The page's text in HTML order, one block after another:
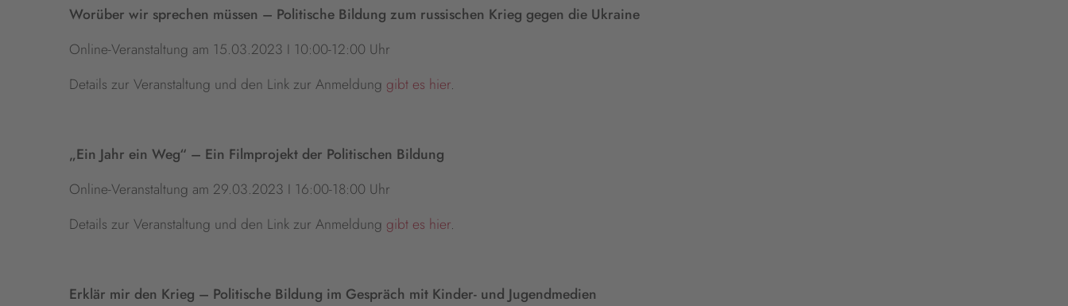
Worüber wir sprechen müssen – Politische Bildung zum russischen Krieg gegen die Ukraine
Online-Veranstaltung am 15.03.2023 I 10:00-12:00 Uhr
Details zur Veranstaltung und den Link zur Anmeldung gibt es hier.
„Ein Jahr ein Weg“ – Ein Filmprojekt der Politischen Bildung
Online-Veranstaltung am 29.03.2023 I 16:00-18:00 Uhr
Details zur Veranstaltung und den Link zur Anmeldung gibt es hier.
Erklär mir den Krieg – Politische Bildung im Gespräch mit Kinder- und Jugendmedien